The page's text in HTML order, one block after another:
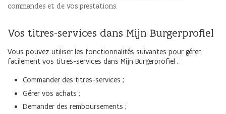
commandes et de vos prestations.
Vos titres-services dans Mijn Burgerprofiel
Vous pouvez utiliser les fonctionnalités suivantes pour gérer
facilement vos titres-services dans Mijn Burgerprofiel :
Commander des titres-services ;
Gérer vos achats ;
Demander des remboursements ;